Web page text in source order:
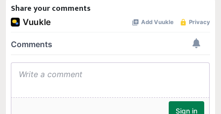
Share your comments